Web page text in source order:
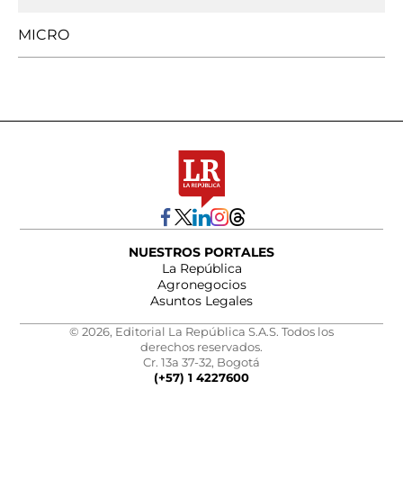
MICRO
NUESTROS PORTALES
La República
Agronegocios
Asuntos Legales
© 2026, Editorial La República S.A.S. Todos los
derechos reservados.
Cr. 13a 37-32, Bogotá
(+57) 1 4227600